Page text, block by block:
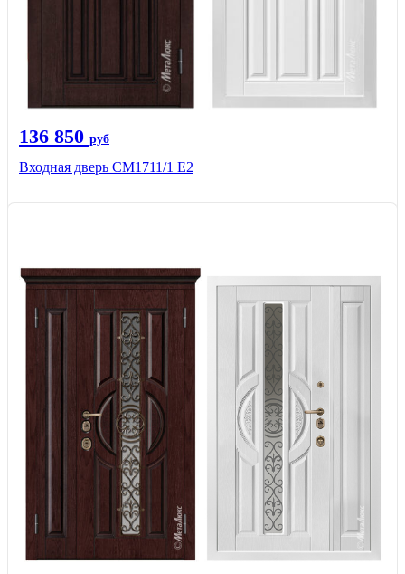
136 850 руб
Входная дверь CМ1711/1 Е2